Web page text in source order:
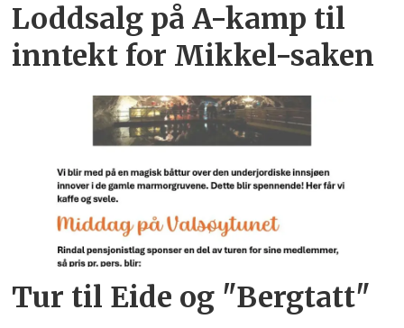
Loddsalg på A-kamp til
inntekt for Mikkel-saken
Tur til Eide og "Bergtatt"